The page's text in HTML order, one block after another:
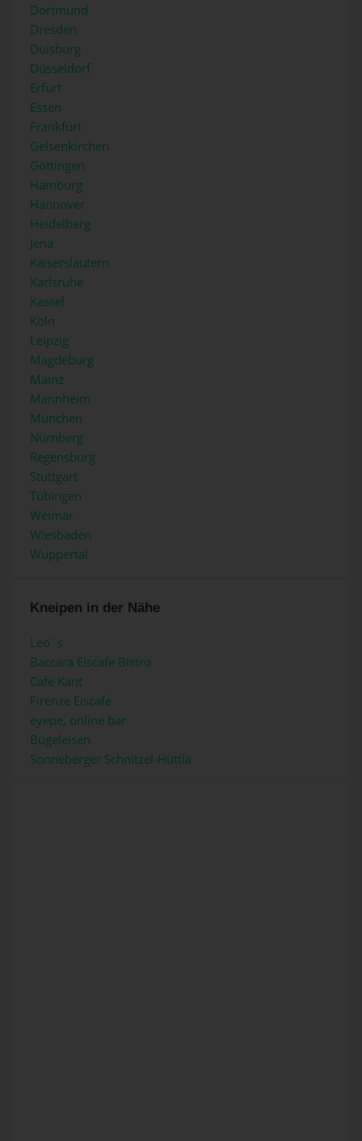
Dortmund
Dresden
Duisburg
Düsseldorf
Erfurt
Essen
Frankfurt
Gelsenkirchen
Göttingen
Hamburg
Hannover
Heidelberg
Jena
Kaiserslautern
Karlsruhe
Kassel
Köln
Leipzig
Magdeburg
Mainz
Mannheim
München
Nürnberg
Regensburg
Stuttgart
Tübingen
Weimar
Wiesbaden
Wuppertal
Kneipen in der Nähe
Leo´s
Baccara Eiscafe Bistro
Cafe Kant
Firenze Eiscafe
eyepe, online bar
Bügeleisen
Sonneberger Schnitzel-Hüttla